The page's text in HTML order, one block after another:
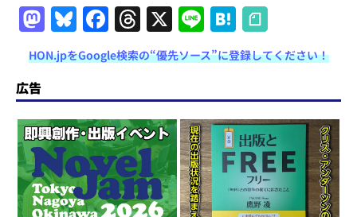
M
a
st
o
d
o
n
Bl
u
e
s
k
y
F
a
c
e
b
o
o
k
T
h
re
a
d
s
X Li
n
e
H
at
e
n
a
HON.jpをGoogle検索の“優先ソース”に登録してください！
広告